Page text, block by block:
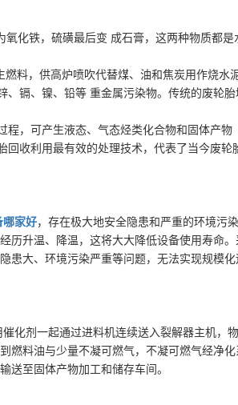
化铁，硫磺最后变 成石膏，这两种物质都
料，供高炉喷吹代替煤、油和焦炭用作烧水
镉、镍、铅等 重金属污染物。传统的废轮
，可产生液态、气态烃类化合物和固体产物
收利用最有效的处理技术，代表了当今废轮
哪家好，存在极大地安全隐患和严重的环境污
历升温、降温，这将大大降低设备使用寿命
大、环境污染严重等问题，无法实现规模化
化剂一起通过进料机连续送入裂解器主机，
燃料油与少量不凝可燃气，不凝可燃气经净
送至固体产物加工和储存车间。